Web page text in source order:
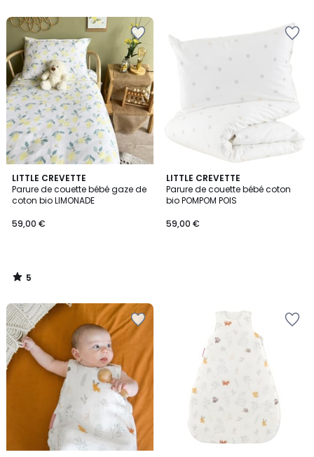
LITTLE CREVETTE
Parure de couette bébé gaze de
coton bio LIMONADE
59,00 €
5
/
5
5
/
LITTLE CREVETTE
Parure de couette bébé coton
bio POMPOM POIS
59,00 €